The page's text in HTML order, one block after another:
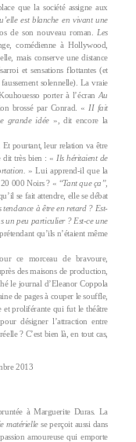
que la société assigne aux
est blanche en vivant une
de son nouveau roman. Les
comédienne à Hollywood,
mais conserve une distance
et sensations flottantes (et
solennelle). La vraie
porter à l’écran Au
brossé par Conrad. « II fait
grande idée», dit encore la
Et pourtant, leur relation va être
dit très bien : « Ils héritaient de
» Lui apprend-il que la
000 Noirs ? « “Tant que ça”,
se fait attendre, elle se débat
tendance à être en retard ? Est-
un peu particulier ? Est-ce une
qu’ils n’étaient même
ce morceau de bravoure,
des maisons de production,
le journal d’Eleanor Coppola
de pages à couper le souffle,
et proliférante qui fut le théâtre
désigner l’attraction entre
? C’est bien là, en tout cas,
2013
à Marguerite Duras. La
matériellese perçoit aussi dans
amoureuse qui emporte